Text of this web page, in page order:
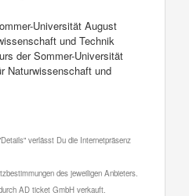
Universität August
und Technik
der Sommer-Universität
Naturwissenschaft und
verlässt Du die Internetpräsenz
des jeweiligen Anbieters.
AD ticket GmbH verkauft.